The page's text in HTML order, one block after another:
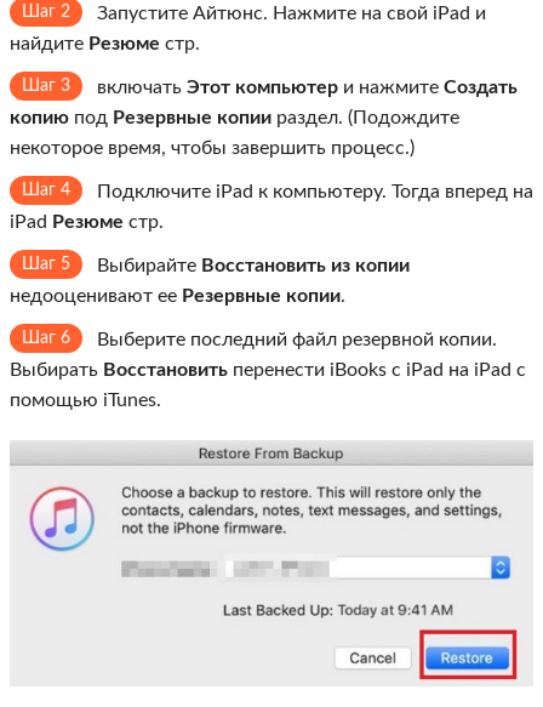
Шаг 2
Запустите Айтюнс. Нажмите на свой iPad и
найдите Резюме стр.
Шаг 3 включать Этот компьютер и нажмите Создать
копию под Резервные копии раздел. (Подождите
некоторое время, чтобы завершить процесс.)
Шаг 4
Подключите iPad к компьютеру. Тогда вперед на
iPad Резюме стр.
Шаг 5 Выбирайте Восстановить из копии
недооценивают ее Резервные копии.
Шаг 6
Выберите последний файл резервной копии.
Выбирать Восстановить перенести iBooks с iPad на iPad с
помощью iTunes.